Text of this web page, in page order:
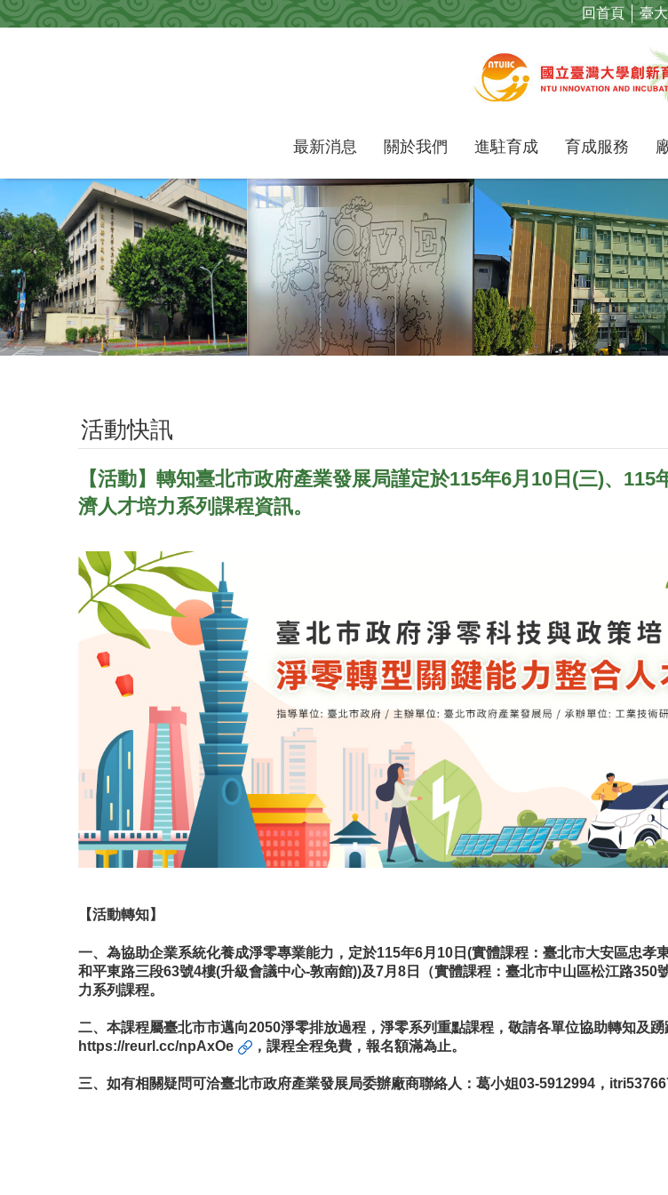
跳到主要內容區塊 回首頁 臺
最新消息 關於我們 進駐育成 育成服務
活動快訊
【活動】轉知臺北市政府產業發展局謹定於115年6月10日(三)、
濟人才培力系列課程資訊。
【活動轉知】
一、為協助企業系統化養成淨零專業能力，定於115年6月10日(實體課程：臺北市大安區忠
和平東路三段63號4樓(升級會議中心-敦南館))及7月8日（實體課程：臺北市中山區松江路
力系列課程。
二、本課程屬臺北市市邁向2050淨零排放過程，淨零系列重點課程，敬請各單位協助轉知及
https://reurl.cc/npAxOe
，課程全程免費，報名額滿為止。
三、如有相關疑問可洽臺北市政府產業發展局委辦廠商聯絡人：葛小姐03-5912994，